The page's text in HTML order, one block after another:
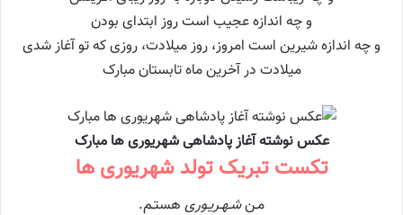
و چه اندازه عجیب است روز ابتدای بودن
و چه اندازه شیرین است امروز، روز میلادت، روزی که تو آغاز شدی
میلادت در آخرین ماه تابستان مبارک
عکس نوشته آغاز پادشاهی شهریوری ها مبارک
تکست تبریک تولد شهریوری ها
مـنشـهـریـوری هستـم.